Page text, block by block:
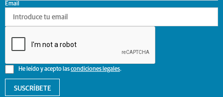
He leído y acepto lascondiciones legales.
Email
SUSCRÍBETE